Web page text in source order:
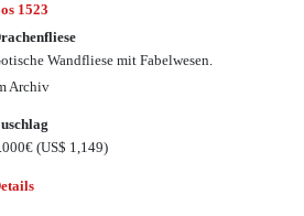
1523
Wandfliese mit Fabelwesen.
Archiv
(US$ 1,149)